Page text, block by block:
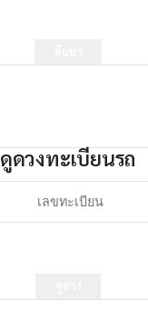
ดูดวงทะเบียนรถ